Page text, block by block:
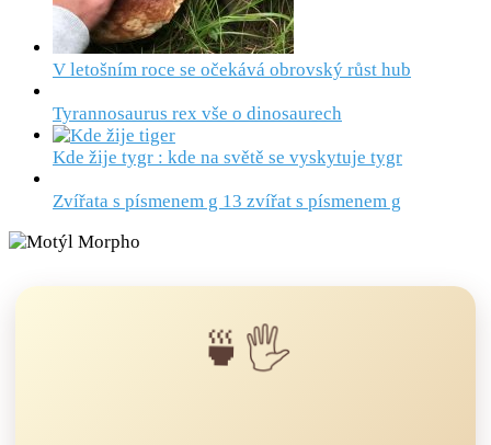
V letošním roce se očekává obrovský růst hub
Tyrannosaurus rex vše o dinosaurech
Kde žije tygr : kde na světě se vyskytuje tygr
Zvířata s písmenem g 13 zvířat s písmenem g
🍵🖐️